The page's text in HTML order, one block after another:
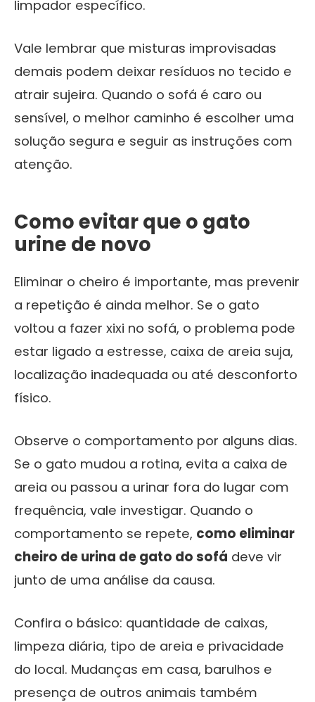
limpador específico.
Vale lembrar que misturas improvisadas
demais podem deixar resíduos no tecido e
atrair sujeira. Quando o sofá é caro ou
sensível, o melhor caminho é escolher uma
solução segura e seguir as instruções com
atenção.
Como evitar que o gato
urine de novo
Eliminar o cheiro é importante, mas prevenir
a repetição é ainda melhor. Se o gato
voltou a fazer xixi no sofá, o problema pode
estar ligado a estresse, caixa de areia suja,
localização inadequada ou até desconforto
físico.
Observe o comportamento por alguns dias.
Se o gato mudou a rotina, evita a caixa de
areia ou passou a urinar fora do lugar com
frequência, vale investigar. Quando o
comportamento se repete, como eliminar
cheiro de urina de gato do sofá deve vir
junto de uma análise da causa.
Confira o básico: quantidade de caixas,
limpeza diária, tipo de areia e privacidade
do local. Mudanças em casa, barulhos e
presença de outros animais também